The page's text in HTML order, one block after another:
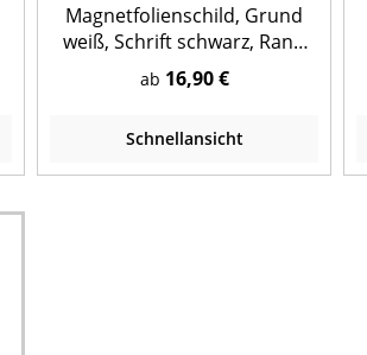
Magnetfolienschild, Grund
weiß, Schrift schwarz, Rand
schwarz
ab 16,90 €
Schnellansicht